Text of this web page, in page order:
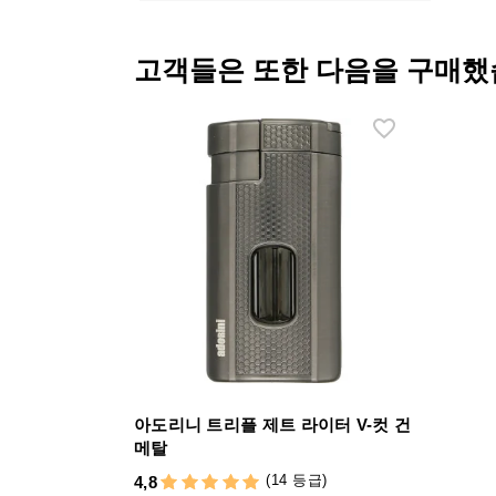
고객들은 또한 다음을 구매
아도리니 트리플 제트 라이터 V-컷 건
메탈
4,8
(14 등급)